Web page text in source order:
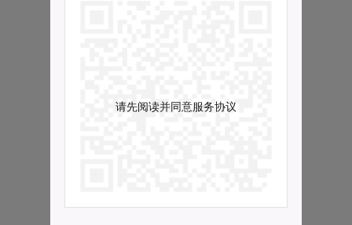
请先阅读并同意服务协议